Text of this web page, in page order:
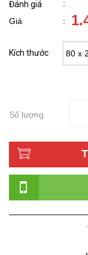
Đánh giá
:
Giá
:
Kích thước
Số lượng